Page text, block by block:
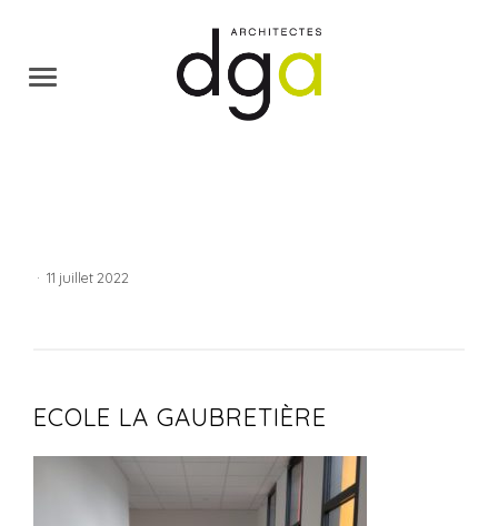
· 11 juillet 2022
ECOLE LA GAUBRETIÈRE